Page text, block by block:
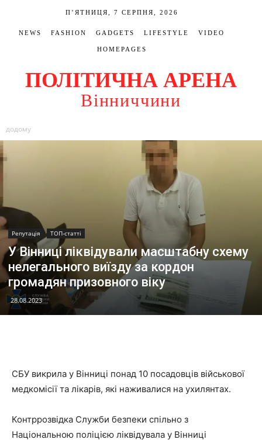
П’ЯТНИЦЯ, 7 СЕРПНЯ, 2026
NEWS FASHION GADGETS LIFESTYLE VIDEO
HOMEPAGES
ПОЛІТИЧНА АРЕНА
Вінниччини
додому
Репутація ТОП-статті
У Вінниці ліквідували масштабну схему
нелегального виїзду за кордон
громадян призовного віку
28.08.2023
СБУ викрила у Вінниці понад 10 посадовців військової
медкомісії та лікарів, які наживалися на ухилянтах.
Контррозвідка Служби безпеки спільно з
Національною поліцією ліквідувала у Вінниці